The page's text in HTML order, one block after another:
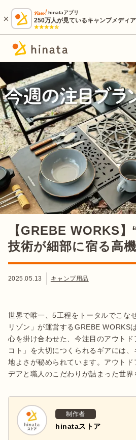
hinataアプリ
250万人が見ているキャンプメディア
【GREBE WORKS
技術が細部に宿る高
2025.05.13 キャンプ用品
世界で唯一、5工程をトータルでこな
リゾン」が運営するGREBE WORKS
心を掛け合わせた、今注目のアウトド
コト」を大切につくられるギアには
地よさが秘められています。アウト
デアと職人のこだわりが詰まった世界
制作者
hinataストア